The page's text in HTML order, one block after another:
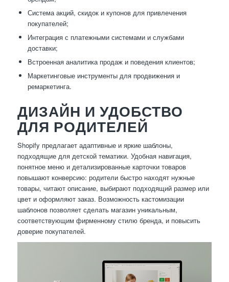
Система акций, скидок и купонов для привлечения
покупателей;
Интеграция с платежными системами и службами
доставки;
Встроенная аналитика продаж и поведения клиентов;
Маркетинговые инструменты для продвижения и
ремаркетинга.
ДИЗАЙН И УДОБСТВО
ДЛЯ РОДИТЕЛЕЙ
Shopify предлагает адаптивные и яркие шаблоны,
подходящие для детской тематики. Удобная навигация,
понятное меню и детализированные карточки товаров
повышают конверсию: родители быстро находят нужные
товары, читают описание, выбирают подходящий размер или
цвет и оформляют заказ. Возможность кастомизации
шаблонов позволяет сделать магазин уникальным,
соответствующим фирменному стилю бренда, и повысить
доверие покупателей.